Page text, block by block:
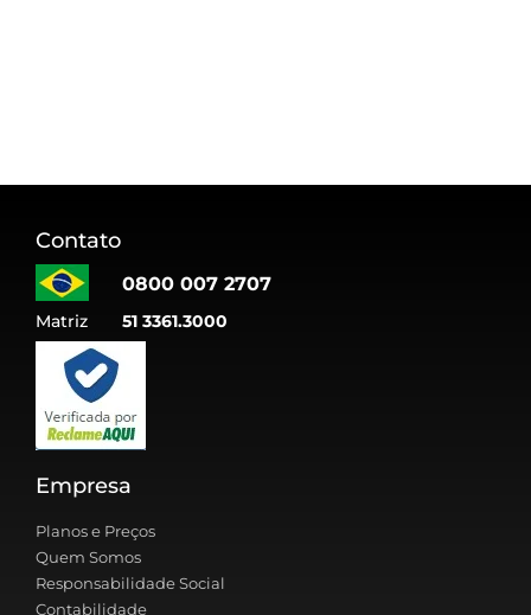
Contato
0800 007 2707
Matriz 51 3361.3000
Empresa
Planos e Preços
Quem Somos
Responsabilidade Social
Contabilidade